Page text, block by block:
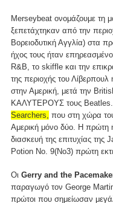
Merseybeat ονομάζουμε τη
ξεπετάχτηκαν από την
Βορειοδυτική Αγγλία) στα
ήχος τους ήταν
R&B, το skiffle και την
της περιοχής του
στην Αμερική, μετά την
ΚΑΛΥΤΕΡΟΥΣ τους Beatles.
Searchers, που στη χώρα
Αμερική μόνο δύο. Η πρώτη
διασκευή της επιτυχίας
Potion No. 9(Νο3) πρώτη
Οι Gerry and the
παραγωγό τον George
πρώτοι που σημείωσαν